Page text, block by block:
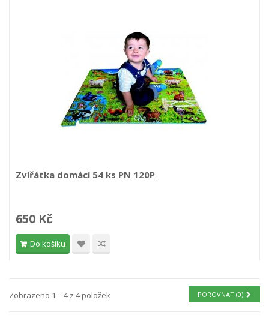
Zvířátka domácí 54 ks PN 120P
650 Kč
Do košíku
POROVNAT (0)
Zobrazeno 1 – 4 z 4 položek